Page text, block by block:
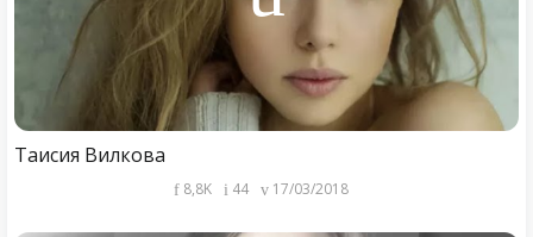
Таисия Вилкова
8,8K 44 17/03/2018